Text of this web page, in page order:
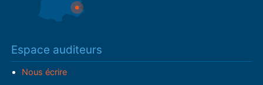
Espace auditeurs
Nous écrire